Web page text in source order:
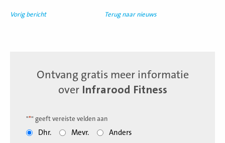
Vorig bericht Terug naar nieuws
Ontvang gratis meer informatie
over Infrarood Fitness
"*" geeft vereiste velden aan
Dhr. Mevr. Anders